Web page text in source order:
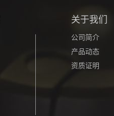
关于我们
公司简介
产品动态
资质证明